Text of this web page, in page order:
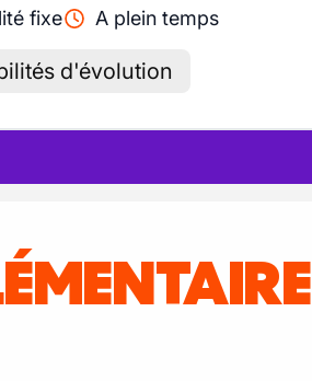
fixe A plein temps
d'évolution